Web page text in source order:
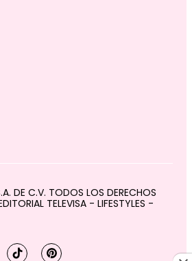
DE C.V. TODOS LOS DERECHOS
TELEVISA - LIFESTYLES -